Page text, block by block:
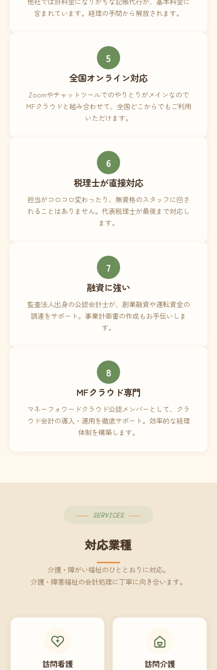
含まれています。経理の手間から解放されます。
5
全国オンライン対応
Zoomやチャットツールでのやりとりがメインなので
MFクラウドと組み合わせて、全国どこからでもご利用
いただけます。
6
税理士が直接対応
担当がコロコロ変わったり、無資格のスタッフに回さ
れることはありません。代表税理士が最後まで対応し
ます。
7
融資に強い
監査法人出身の公認会計士が、創業融資や運転資金の
調達をサポート。事業計画書の作成もお手伝いしま
す。
8
MFクラウド専門
マネーフォワードクラウド公認メンバーとして、クラ
ウド会計の導入・運用を徹底サポート。効率的な経理
体制を構築します。
SERVICES
対応業種
介護・障がい福祉のひととおりに対応。
介護・障害福祉の会計処理に丁寧に向き合います。
訪問看護 訪問介護